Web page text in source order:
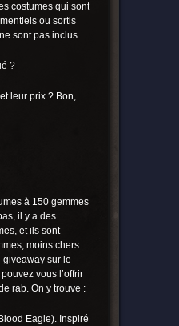
costumes qui sont
ou sortis
sont pas inclus.
?
leur prix ? Bon,
à 150 gemmes
il y a des
et ils sont
moins chers
giveaway sur le
vous l’offrir
rab. On y trouve :
Eagle). Inspiré